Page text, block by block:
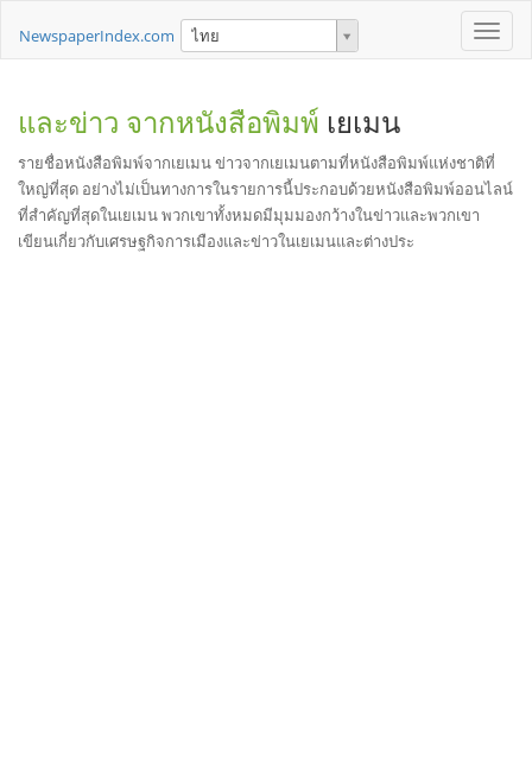
Toggle
NewspaperIndex.com ไทย
และข่าว จากหนังสือพิมพ์ เยเมน
รายชื่อหนังสือพิมพ์จากเยเมน ข่าวจากเยเมนตามที่หนังสือพิมพ์แห่งชาติที่
ใหญ่ที่สุด อย่างไม่เป็นทางการในรายการนี้ประกอบด้วยหนังสือพิมพ์ออนไลน์
ที่สำคัญที่สุดในเยเมน พวกเขาทั้งหมดมีมุมมองกว้างในข่าวและพวกเขา
เขียนเกี่ยวกับเศรษฐกิจการเมืองและข่าวในเยเมนและต่างประ